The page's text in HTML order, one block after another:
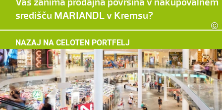
©
središču MARIANDL v Kremsu?
NAZAJ NA CELOTEN PORTFELJ